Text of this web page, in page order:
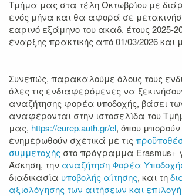
Τμήμα μας στα τέλη Οκτωβρίου με
ενός μήνα και θα αφορά σε
εαρινό εξάμηνο του ακαδ. έτους 2025-
έναρξης πρακτικής από 01/03/2026 και
Συνεπώς, παρακαλούμε όλους τους
όλες τις ενδιαφερόμενες να
αναζήτησης φορέα υποδοχής, βάσει
αναφέρονται στην ιστοσελίδα του
μας, https://eurep.auth.gr/el, όπου
ενημερωθούν σχετικά με τις
συμμετοχής στο πρόγραμμα Erasmus+
Άσκηση, την αναζήτηση Φορέα
διαδικασία υποβολής αίτησης, και τη
αξιολόγησης των αιτήσεων και